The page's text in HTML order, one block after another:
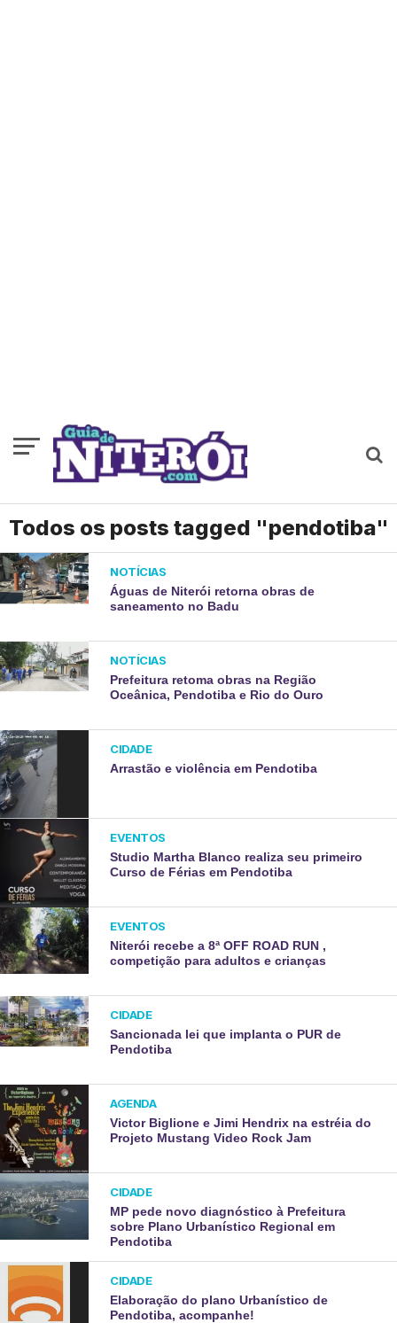
Todos os posts tagged "pendotiba"
NOTÍCIAS
Águas de Niterói retorna obras de
saneamento no Badu
NOTÍCIAS
Prefeitura retoma obras na Região
Oceânica, Pendotiba e Rio do Ouro
CIDADE
Arrastão e violência em Pendotiba
EVENTOS
Studio Martha Blanco realiza seu primeiro
Curso de Férias em Pendotiba
EVENTOS
Niterói recebe a 8ª OFF ROAD RUN ,
competição para adultos e crianças
CIDADE
Sancionada lei que implanta o PUR de
Pendotiba
AGENDA
Victor Biglione e Jimi Hendrix na estréia do
Projeto Mustang Video Rock Jam
CIDADE
MP pede novo diagnóstico à Prefeitura
sobre Plano Urbanístico Regional em
Pendotiba
CIDADE
Elaboração do plano Urbanístico de
Pendotiba, acompanhe!